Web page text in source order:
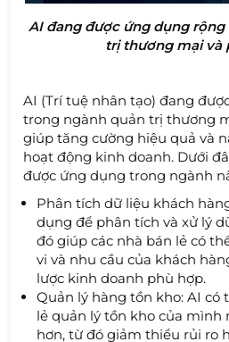
AI đang được ứng dụng
trị thương mại và
AI (Trí tuệ nhân tạo) đang
trong ngành quản trị thương
giúp tăng cường hiệu quả và
hoạt động kinh doanh. Dưới
được ứng dụng trong ngành
Phân tích dữ liệu khách
dụng để phân tích và xử lý
đó giúp các nhà bán lẻ có
vi và nhu cầu của khách
lược kinh doanh phù hợp.
Quản lý hàng tồn kho: AI có
lẻ quản lý tồn kho của mình
hơn, từ đó giảm thiểu rủi ro